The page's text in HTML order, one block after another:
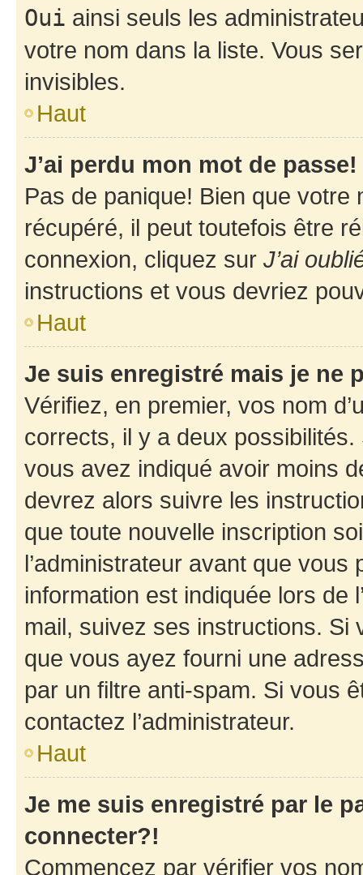
Oui ainsi seuls les
votre nom dans la liste. Vous
invisibles.
Haut
J’ai perdu mon mot de passe!
Pas de panique! Bien que
récupéré, il peut toutefois être
connexion, cliquez sur J’ai
instructions et vous devriez
Haut
Je suis enregistré mais je ne
Vérifiez, en premier, vos nom
corrects, il y a deux
vous avez indiqué avoir moins
devrez alors suivre les
que toute nouvelle inscription
l’administrateur avant que
information est indiquée lors de
mail, suivez ses instructions. Si
que vous ayez fourni une
par un filtre anti-spam. Si vous
contactez l’administrateur.
Haut
Je me suis enregistré par le
connecter?!
Commencez par vérifier vos